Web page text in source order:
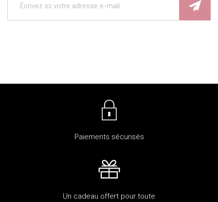
Paiements sécurisés
Un cadeau offert pour toute